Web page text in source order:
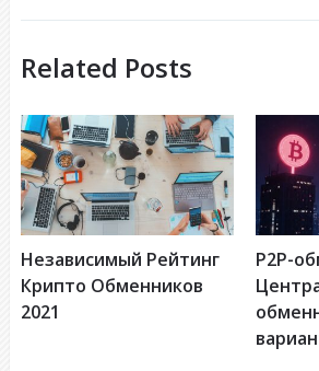
Related Posts
Независимый Рейтинг
Крипто Обменников
2021
P2P-